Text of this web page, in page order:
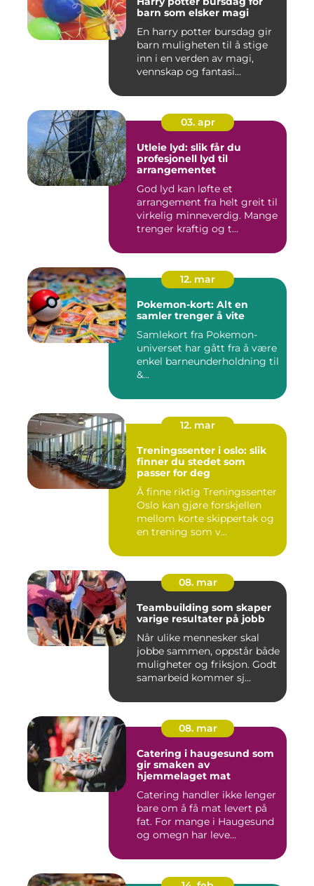
barn som elsker magi
En harry potter bursdag gir
barn muligheten til å stige
inn i en verden av magi,
vennskap og fantasi...
03. apr
Utleie lyd: slik får du
profesjonell lyd til
arrangementet
God lyd kan løfte et
arrangement fra helt greit til
virkelig minneverdig. Mange
trenger kraftig og t...
12. mar
Pokemon-kort: Alt en
samler trenger å vite
Samlekort fra Pokemon-
universet har gått fra å være
enkel barneunderholdning til
&...
12. mar
Treningssenter i oslo: slik
finner du stedet som
passer for deg
Å finne riktig Treningssenter
Oslo kan gjøre forskjellen
mellom korte skippertak og
en trening som v...
08. mar
Teambuilding som skaper
varige resultater på jobb
Når ulike mennesker skal
jobbe sammen, oppstår både
muligheter og friksjon. Godt
samarbeid kommer sj...
08. mar
Catering i haugesund som
gir smaken av
hjemmelaget mat
Catering handler ikke lenger
bare om å få mat levert på
fat. For mange i Haugesund
og omegn har leve...